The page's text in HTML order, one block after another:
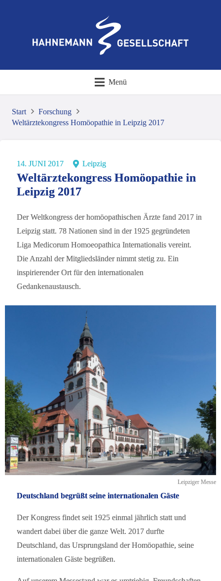
Menü
Start
Forschung
Weltärztekongress Homöopathie in Leipzig 2017
14. JUNI 2017 Leipzig
Weltärztekongress Homöopathie in
Leipzig 2017
Der Weltkongress der homöopathischen Ärzte fand 2017 in
Leipzig statt. 78 Nationen sind in der 1925 gegründeten
Liga Medicorum Homoeopathica Internationalis vereint.
Die Anzahl der Mitgliedsländer nimmt stetig zu. Ein
inspirierender Ort für den internationalen
Gedankenaustausch.
Leipziger Messe
Deutschland begrüßt seine internationalen Gäste
Der Kongress findet seit 1925 einmal jährlich statt und
wandert dabei über die ganze Welt. 2017 durfte
Deutschland, das Ursprungsland der Homöopathie, seine
internationalen Gäste begrüßen.